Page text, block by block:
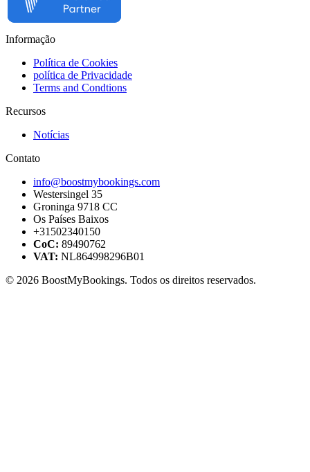
Informação
Política de Cookies
política de Privacidade
Terms and Condtions
Recursos
Notícias
Contato
info@boostmybookings.com
Westersingel 35
Groninga 9718 CC
Os Países Baixos
+31502340150
CoC: 89490762
VAT: NL864998296B01
© 2026 BoostMyBookings. Todos os direitos reservados.